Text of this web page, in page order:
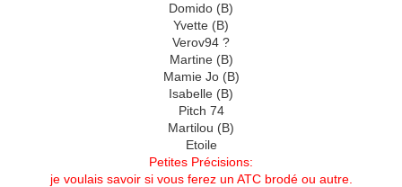
Domido (B)
Yvette (B)
Verov94 ?
Martine (B)
Mamie Jo (B)
Isabelle (B)
Pitch 74
Martilou (B)
Etoile
Petites Précisions:
je voulais savoir si vous ferez un ATC brodé ou autre.